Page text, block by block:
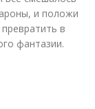
и положи
в
фантазии.